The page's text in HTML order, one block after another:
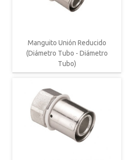
Manguito Unión Reducido
(Diámetro Tubo - Diámetro
Tubo)